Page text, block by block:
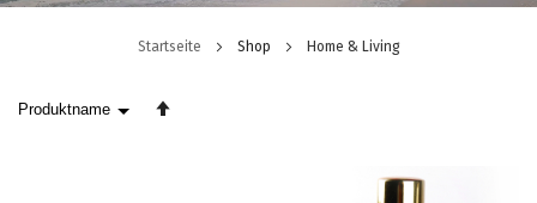
Startseite Shop Home & Living